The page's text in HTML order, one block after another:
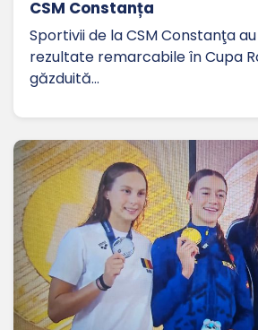
CSM Constanța
Sportivii de la CSM Constanţa
rezultate remarcabile în Cupa
găzduită…